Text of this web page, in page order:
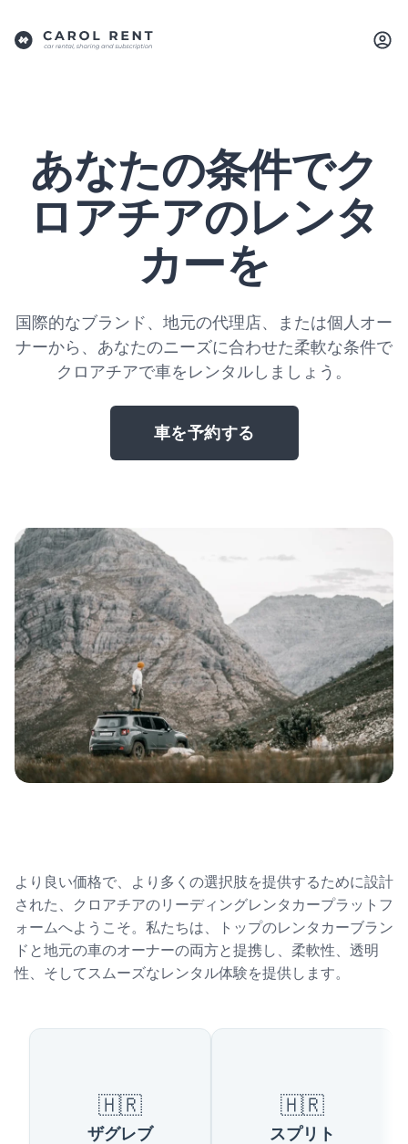
あなたの条件でク
ロアチアのレンタ
カーを
国際的なブランド、地元の代理店、または個人オー
ナーから、あなたのニーズに合わせた柔軟な条件で
クロアチアで車をレンタルしましょう。
車を予約する
より良い価格で、より多くの選択肢を提供するために設計
された、クロアチアのリーディングレンタカープラットフ
ォームへようこそ。私たちは、トップのレンタカーブラン
ドと地元の車のオーナーの両方と提携し、柔軟性、透明
性、そしてスムーズなレンタル体験を提供します。
人気のクロアチアの都市
🇭🇷
ザグレブ
🇭🇷
スプリト